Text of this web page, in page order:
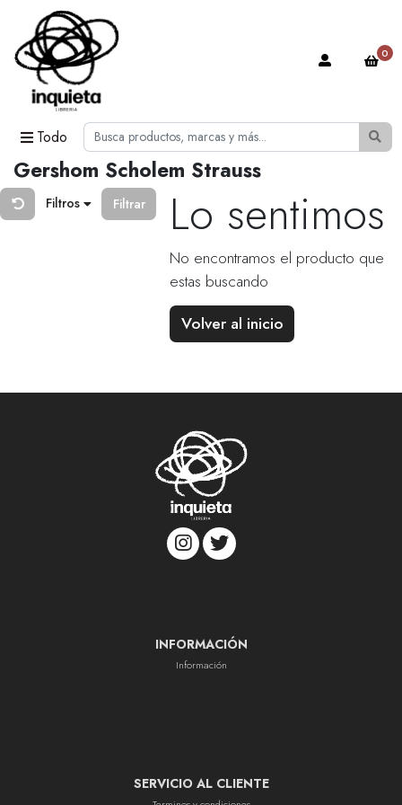
Todo
0
Gershom Scholem Strauss
Filtros Filtrar Lo sentimos
No encontramos el producto que
estas buscando
Volver al inicio
INFORMACIÓN
Información
SERVICIO AL CLIENTE